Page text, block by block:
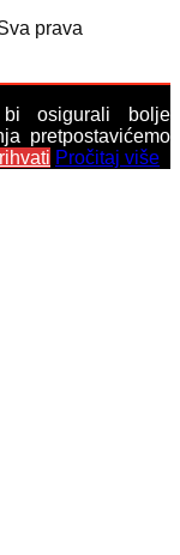
prava
osigurali bolje
pretpostavićemo
Pročitaj više